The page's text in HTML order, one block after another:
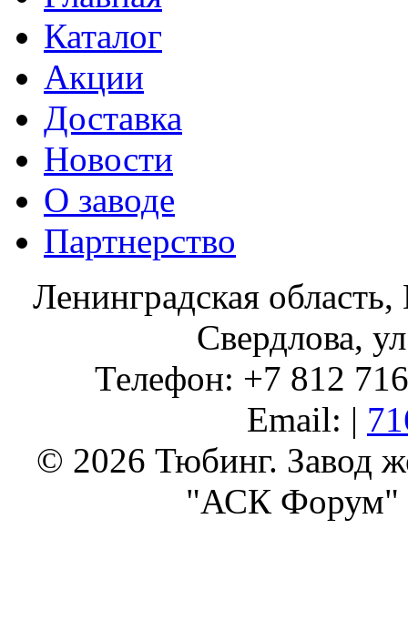
Каталог
Акции
Доставка
Новости
О заводе
Партнерство
Ленинградская
Свердлова,
Телефон: +7 812
Email: |
© 2026 Тюбинг. Завод
"АСК Форум"